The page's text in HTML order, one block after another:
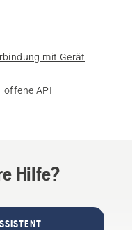
mit Gerät
offene API
Hilfe?